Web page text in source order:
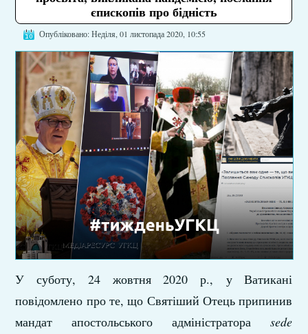
єпископів про бідність
Опубліковано: Неділя, 01 листопада 2020, 10:55
У суботу, 24 жовтня 2020 р., у Ватикані
повідомлено про те, що Святіший Отець припинив
мандат апостольського адміністратораsede